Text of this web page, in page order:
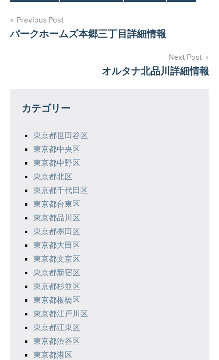
投
稿
ー
Previous Post
パークホームズ本郷三丁目詳細情報
Next Post
オルタナ北品川詳細情報
カテゴリー
東京都世田谷区
東京都中央区
東京都中野区
東京都北区
東京都千代田区
東京都台東区
東京都品川区
東京都墨田区
東京都大田区
東京都文京区
東京都新宿区
東京都杉並区
東京都板橋区
東京都江戸川区
東京都江東区
東京都渋谷区
東京都港区